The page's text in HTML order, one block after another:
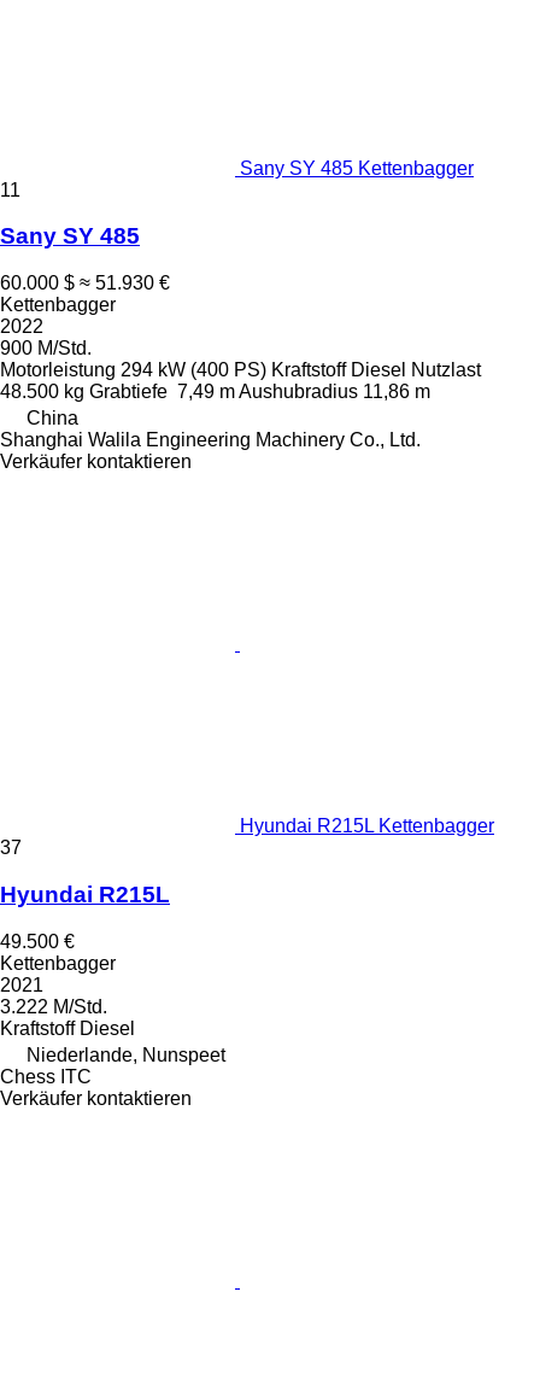
Sany SY 485 Kettenbagger
11
Sany SY 485
60.000 $ ≈ 51.930 €
Kettenbagger
2022
900 M/Std.
Motorleistung 294 kW (400 PS) Kraftstoff Diesel Nutzlast
48.500 kg Grabtiefe 7,49 mAushubradius 11,86 m
China
Shanghai Walila Engineering Machinery Co., Ltd.
Verkäufer kontaktieren
Hyundai R215L Kettenbagger
37
Hyundai R215L
49.500 €
Kettenbagger
2021
3.222 M/Std.
Kraftstoff Diesel
Niederlande, Nunspeet
Chess ITC
Verkäufer kontaktieren